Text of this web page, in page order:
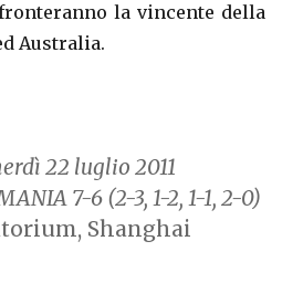
la vincente della
Australia.
22 luglio 2011
7-6 (2-3, 1-2, 1-1, 2-0)
Shanghai